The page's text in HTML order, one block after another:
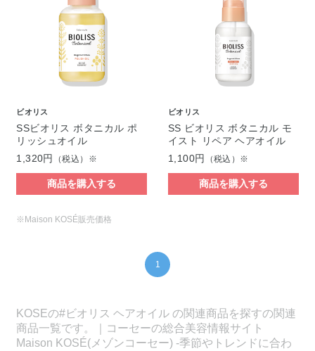
ビオリス
SSビオリス ボタニカル ポ
リッシュオイル
1,320円
（税込）※
商品を購入する
ビオリス
SS ビオリス ボタニカル モ
イスト リペア ヘアオイル
1,100円
（税込）※
商品を購入する
※Maison KOSÉ販売価格
1
KOSEの#ビオリス ヘアオイル の関連商品を探すの関連
商品一覧です。｜コーセーの総合美容情報サイト
Maison KOSÉ(メゾンコーセー) -季節やトレンドに合わ